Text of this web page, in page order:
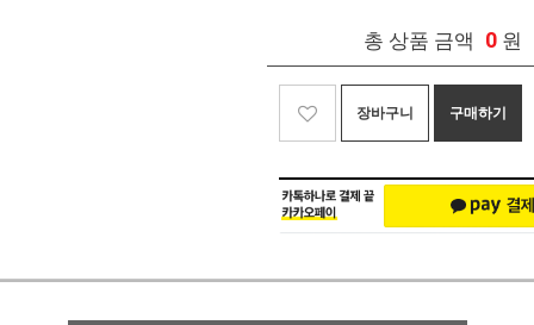
총 상품 금액 0 원
장바구니 구매하기